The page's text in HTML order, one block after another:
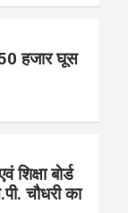
हजार घूस
शिक्षा बाेर्ड
चौधरी का